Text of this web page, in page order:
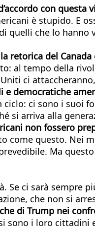
con questa
è stupido. E
quelli che lo
retorica del
al tempo della
ci
e democratiche
ci sono i suoi
si arriva alla
non fossero
come questo. Nei
Ma
Se ci sarà sempre
che non si
di Trump nei
sono i loro